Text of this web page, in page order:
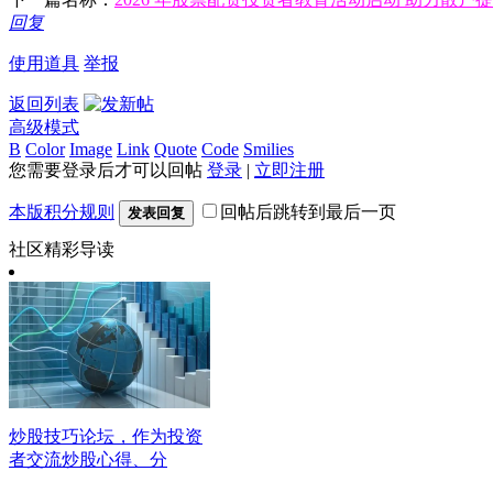
回复
使用道具 举报
返回列表
高级模式
B Color Image Link Quote Code Smilies
您需要登录后才可以回帖 登录 | 立即注册
本版积分规则 发表回复
回帖后跳转到最后一页
社区精彩导读
炒股技巧论坛，作为投资
者交流炒股心得、分